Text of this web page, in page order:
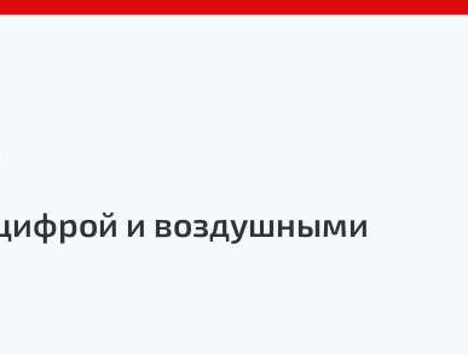
и воздушными